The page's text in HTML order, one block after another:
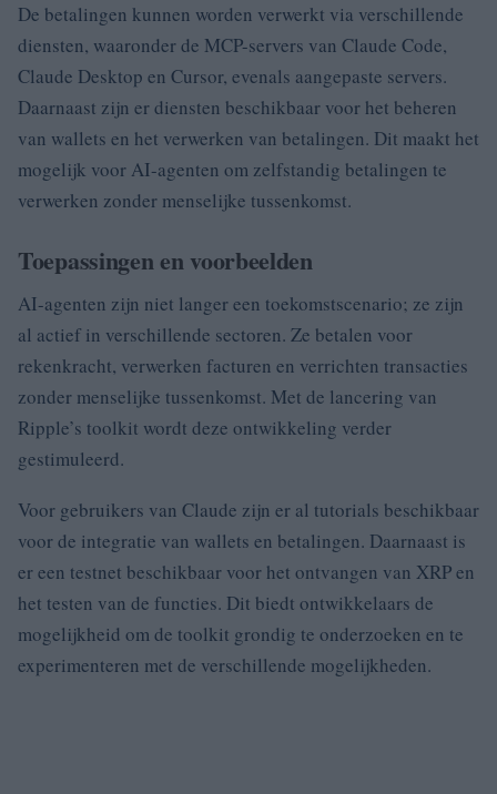
De betalingen kunnen worden verwerkt via verschillende
diensten, waaronder de MCP-servers van Claude Code,
Claude Desktop en Cursor, evenals aangepaste servers.
Daarnaast zijn er diensten beschikbaar voor het beheren
van wallets en het verwerken van betalingen. Dit maakt het
mogelijk voor AI-agenten om zelfstandig betalingen te
verwerken zonder menselijke tussenkomst.
Toepassingen en voorbeelden
AI-agenten zijn niet langer een toekomstscenario; ze zijn
al actief in verschillende sectoren. Ze betalen voor
rekenkracht, verwerken facturen en verrichten transacties
zonder menselijke tussenkomst. Met de lancering van
Ripple’s toolkit wordt deze ontwikkeling verder
gestimuleerd.
Voor gebruikers van Claude zijn er al tutorials beschikbaar
voor de integratie van wallets en betalingen. Daarnaast is
er een testnet beschikbaar voor het ontvangen van XRP en
het testen van de functies. Dit biedt ontwikkelaars de
mogelijkheid om de toolkit grondig te onderzoeken en te
experimenteren met de verschillende mogelijkheden.